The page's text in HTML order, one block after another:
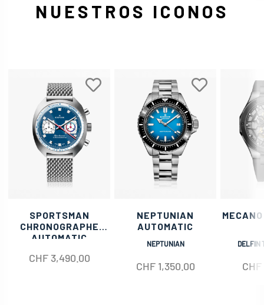
NUESTROS ICONOS
SPORTSMAN
CHRONOGRAPHE
AUTOMATIC
CHF3,490.00
NEPTUNIAN
AUTOMATIC
NEPTUNIAN
CHF1,350.00
DELFIN
CHF